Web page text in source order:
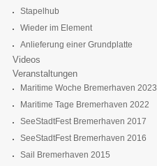
Stapelhub
Wieder im Element
Anlieferung einer Grundplatte
Videos
Veranstaltungen
Maritime Woche Bremerhaven 2023
Maritime Tage Bremerhaven 2022
SeeStadtFest Bremerhaven 2017
SeeStadtFest Bremerhaven 2016
Sail Bremerhaven 2015